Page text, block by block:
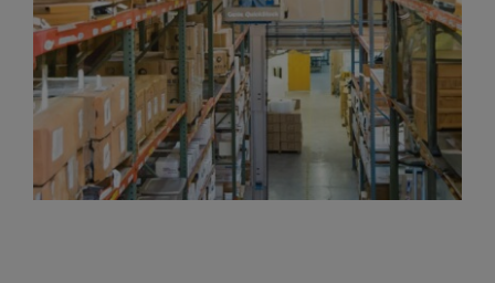
Teleskopbühnen
Ersatzteil Anfrage
Beratung